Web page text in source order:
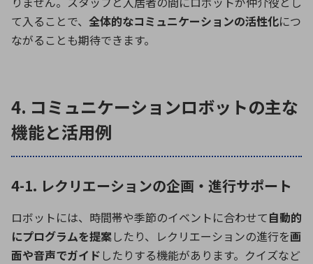
て入ることで、 全体的なコミュニケーションの活性化につ
ながることも期待できます。
4. コミュニケーションロボットの主な
機能と活用例
4-1. レクリエーションの企画・進行サポート
ロボットには、時間帯や季節のイベントに合わせて自動的
にプログラムを提案したり、レクリエーションの進行を画
面や音声でガイド したりする機能があります。クイズなど